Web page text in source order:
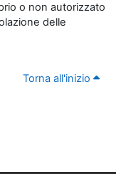
o non autorizzato
delle
Torna all'inizio